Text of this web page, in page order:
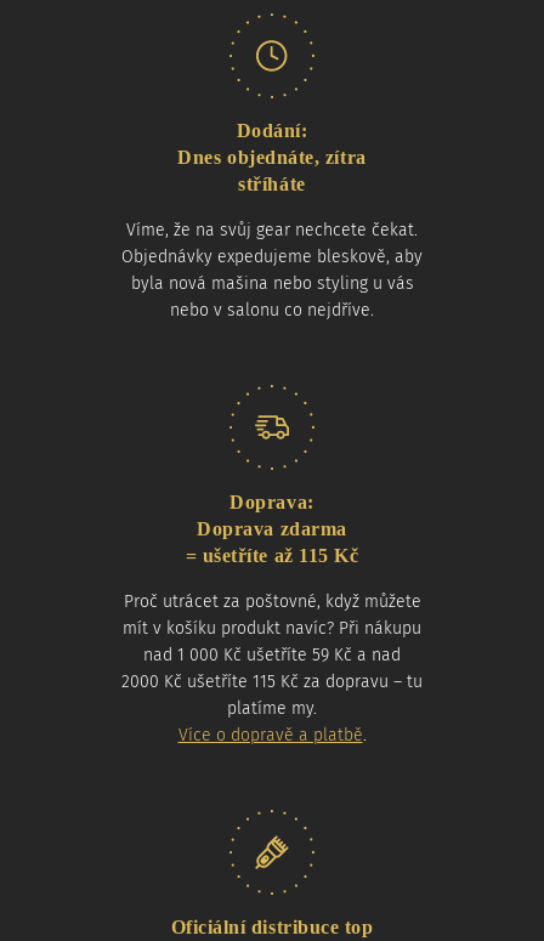
Dodání:
Dnes objednáte, zítra
stříháte
Víme, že na svůj gear nechcete čekat.
Objednávky expedujeme bleskově, aby
byla nová mašina nebo styling u vás
nebo v salonu co nejdříve.
Doprava:
Doprava zdarma
= ušetříte až 115 Kč
Proč utrácet za poštovné, když můžete
mít v košíku produkt navíc? Při nákupu
nad 1 000 Kč ušetříte 59 Kč a nad
2000 Kč ušetříte 115 Kč za dopravu – tu
platíme my.
Více o dopravě a platbě.
Oficiální distribuce top